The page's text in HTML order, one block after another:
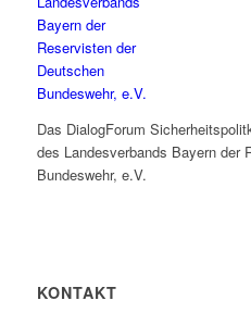
Das DialogForum
des Landesverbands Bayern der
Bundeswehr, e.V.
KONTAKT